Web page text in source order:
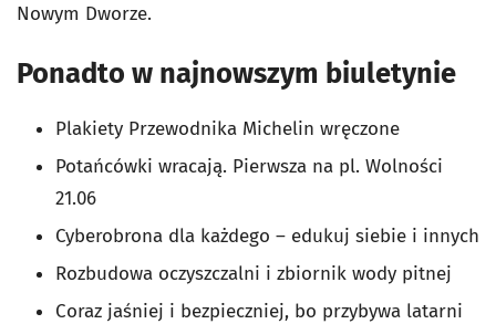
Nowym Dworze.
Ponadto w najnowszym biuletynie
Plakiety Przewodnika Michelin wręczone
Potańcówki wracają. Pierwsza na pl. Wolności
21.06
Cyberobrona dla każdego – edukuj siebie i innych
Rozbudowa oczyszczalni i zbiornik wody pitnej
Coraz jaśniej i bezpieczniej, bo przybywa latarni